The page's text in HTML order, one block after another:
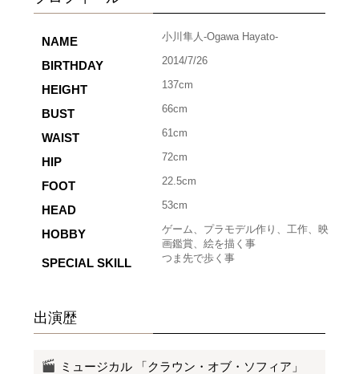
NAME 小川隼人-Ogawa Hayato-
BIRTHDAY 2014/7/26
HEIGHT 137cm
BUST 66cm
WAIST 61cm
HIP 72cm
FOOT 22.5cm
HEAD 53cm
HOBBY
ゲーム、プラモデル作り、工作、映
画鑑賞、絵を描く事
SPECIAL SKILL つま先で歩く事
出演歴
ミュージカル 「クラウン・オブ・ソフィア」